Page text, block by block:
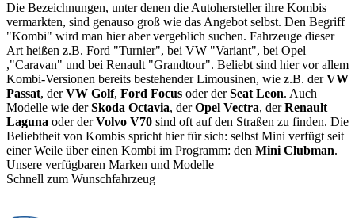
Die Bezeichnungen, unter denen die Autohersteller ihre Kombis
vermarkten, sind genauso groß wie das Angebot selbst. Den Begriff
"Kombi" wird man hier aber vergeblich suchen. Fahrzeuge dieser
Art heißen z.B. Ford "Turnier", bei VW "Variant", bei Opel
,"Caravan" und bei Renault "Grandtour". Beliebt sind hier vor allem
Kombi-Versionen bereits bestehender Limousinen, wie z.B. derVW
Passat, derVW Golf, Ford Focus oder derSeat Leon. Auch
Modelle wie derSkoda Octavia, derOpel Vectra, derRenault
Laguna oder derVolvo V70 sind oft auf den Straßen zu finden. Die
Beliebtheit von Kombis spricht hier für sich: selbst Mini verfügt seit
einer Weile über einen Kombi im Programm: den Mini Clubman.
Unsere verfügbaren Marken und Modelle
Schnell zum Wunschfahrzeug